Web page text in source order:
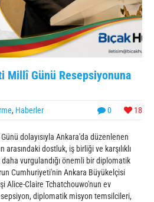
Millî Günü Resepsiyonuna
0 18
, Haberler
dolayısıyla Ankara'da düzenlenen
dostluk, iş birliği ve karşılıklı
vurgulandığı önemli bir diplomatik
Cumhuriyeti'nin Ankara Büyükelçisi
Alice-Claire Tchatchouwo'nun ev
diplomatik misyon temsilcileri,